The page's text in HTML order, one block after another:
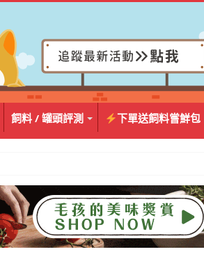
飼料 / 罐頭評測 下單送飼料嘗鮮包